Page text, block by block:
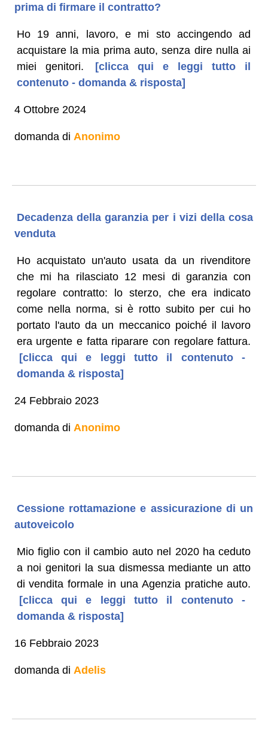
prima di firmare il contratto?
Ho 19 anni, lavoro, e mi sto accingendo ad
acquistare la mia prima auto, senza dire nulla ai
miei genitori.
[clicca qui e leggi tutto il
contenuto - domanda & risposta]
4 Ottobre 2024
domanda di Anonimo
Decadenza della garanzia per i vizi della cosa
venduta
Ho acquistato un'auto usata da un rivenditore
che mi ha rilasciato 12 mesi di garanzia con
regolare contratto: lo sterzo, che era indicato
come nella norma, si è rotto subito per cui ho
portato l'auto da un meccanico poiché il lavoro
era urgente e fatta riparare con regolare fattura.
[clicca qui e leggi tutto il contenuto -
domanda & risposta]
24 Febbraio 2023
domanda di Anonimo
Cessione rottamazione e assicurazione di un
autoveicolo
Mio figlio con il cambio auto nel 2020 ha ceduto
a noi genitori la sua dismessa mediante un atto
di vendita formale in una Agenzia pratiche auto.
[clicca qui e leggi tutto il contenuto -
domanda & risposta]
16 Febbraio 2023
domanda di Adelis